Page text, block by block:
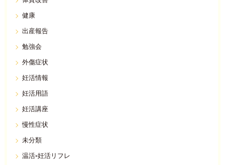
健康
出産報告
勉強会
外傷症状
妊活情報
妊活用語
妊活講座
慢性症状
未分類
温活×妊活リフレ